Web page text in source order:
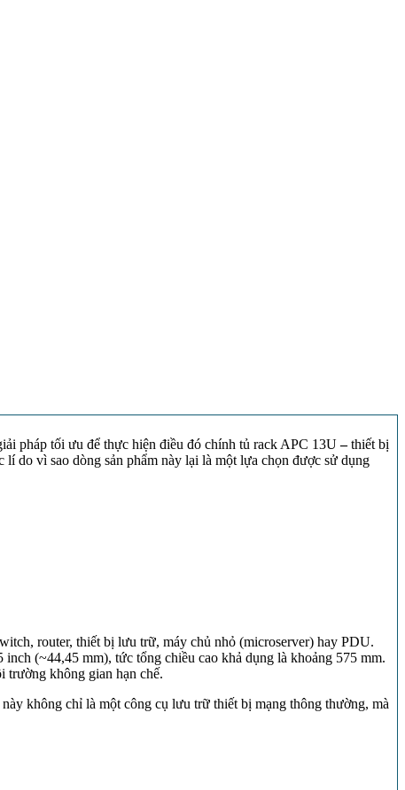
pháp tối ưu để thực hiện điều đó chính tủ rack APC 13U–thiết bị
do vì sao dòng sản phẩm này lại là một lựa chọn được sử dụng
router, thiết bị lưu trữ, máy chủ nhỏ (microserver) hay PDU.
(~44,45 mm), tức tổng chiều cao khả dụng là khoảng 575 mm.
trường không gian hạn chế.
không chỉ là một công cụ lưu trữ thiết bị mạng thông thường, mà